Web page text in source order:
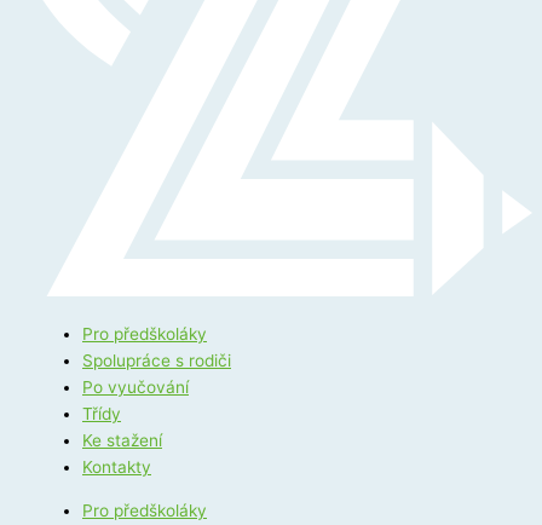
Pro předškoláky
Spolupráce s rodiči
Po vyučování
Třídy
Ke stažení
Kontakty
Pro předškoláky